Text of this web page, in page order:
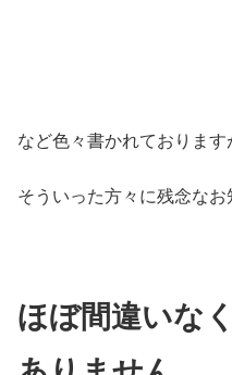
など色々書かれております
そういった方々に残念なお
ほぼ間違いな